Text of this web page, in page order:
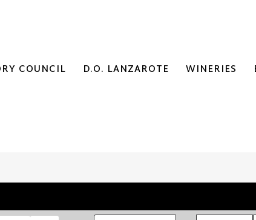
COUNCIL D.O. LANZAROTE WINERIES